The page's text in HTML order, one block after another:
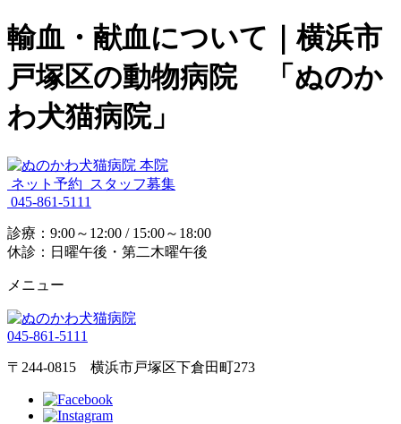
輸血・献血について｜横浜市
戸塚区の動物病院 「ぬのか
わ犬猫病院」
ネット予約
スタッフ募集
045-861-5111
診療：9:00～12:00 / 15:00～18:00
休診：日曜午後・第二木曜午後
メニュー
045-861-5111
〒244-0815 横浜市戸塚区下倉田町273